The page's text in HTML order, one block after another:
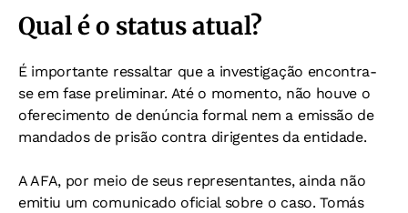
Qual é o status atual?
É importante ressaltar que a investigação encontra-
se em fase preliminar. Até o momento, não houve o
oferecimento de denúncia formal nem a emissão de
mandados de prisão contra dirigentes da entidade.
A AFA, por meio de seus representantes, ainda não
emitiu um comunicado oficial sobre o caso. Tomás